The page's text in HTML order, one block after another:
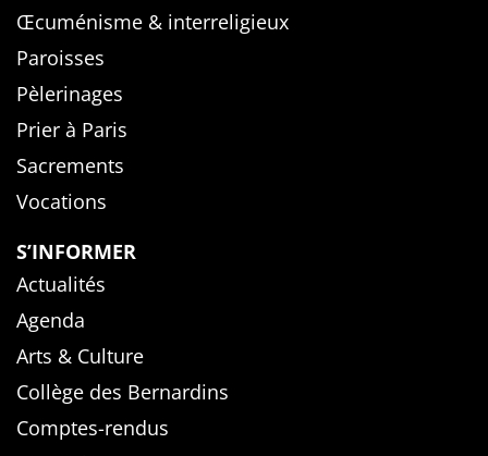
Œcuménisme & interreligieux
Paroisses
Pèlerinages
Prier à Paris
Sacrements
Vocations
S’INFORMER
Actualités
Agenda
Arts & Culture
Collège des Bernardins
Comptes-rendus